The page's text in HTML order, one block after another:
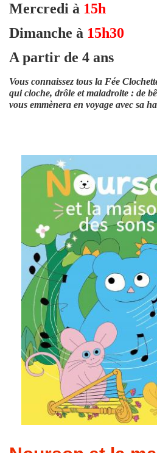
Mercredi à 15h
Dimanche à 15h30
A partir de 4 ans
Vous connaissez tous la Fée
qui cloche, drôle et maladroite : de
vous emmènera en voyage avec sa